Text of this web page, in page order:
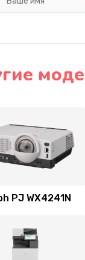
PJ WX4241N